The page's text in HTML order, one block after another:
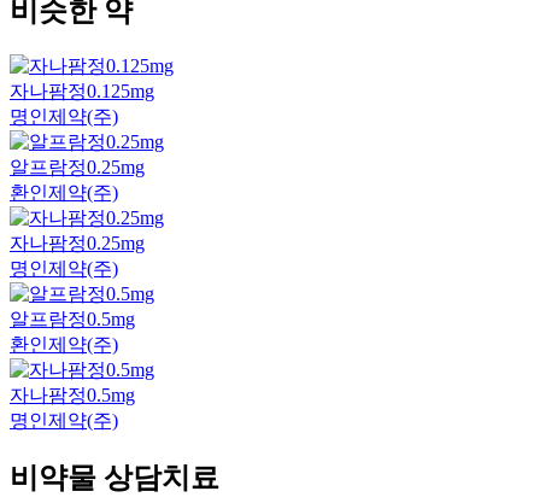
비슷한 약
자나팜정0.125mg
명인제약(주)
알프람정0.25mg
환인제약(주)
자나팜정0.25mg
명인제약(주)
알프람정0.5mg
환인제약(주)
자나팜정0.5mg
명인제약(주)
비약물 상담치료